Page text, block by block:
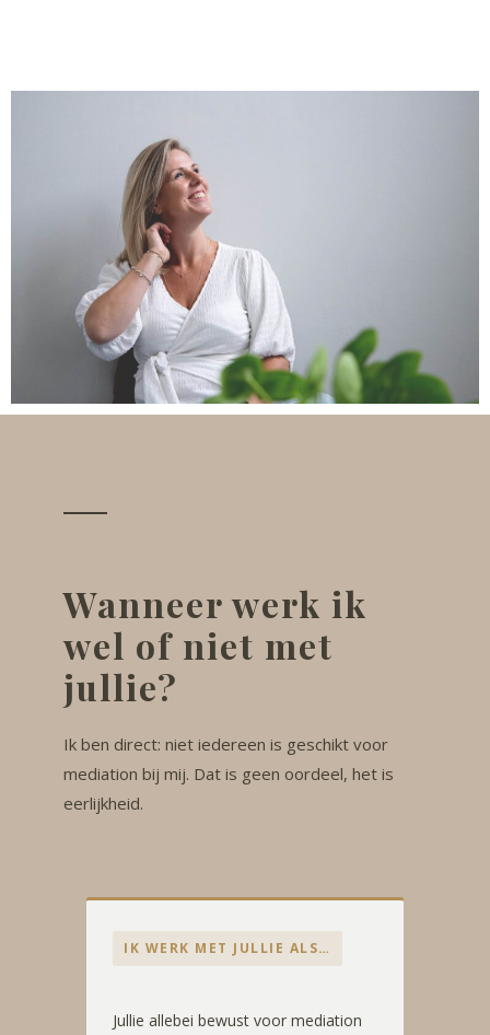
Wanneer werk ik
wel of niet met
jullie?
Ik ben direct: niet iedereen is geschikt voor
mediation bij mij. Dat is geen oordeel, het is
eerlijkheid.
IK WERK MET JULLIE ALS…
Jullie allebei bewust voor mediation